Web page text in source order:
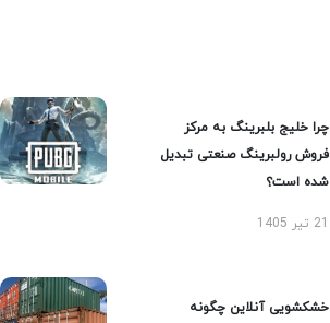
چرا خلیج بلبرینگ به مرکز
فروش رولبرینگ صنعتی تبدیل
شده است؟
21 تیر 1405
خشکشویی آنلاین چگونه